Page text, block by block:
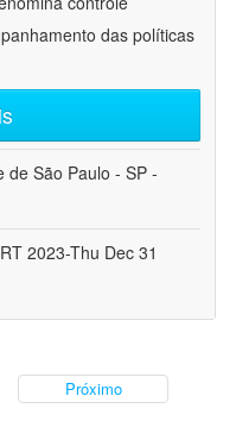
das políticas
de São Paulo - SP -
2023-Thu Dec 31
Próximo